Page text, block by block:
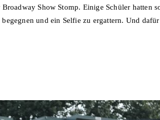
Show Stomp. Einige Schüler hatten
und ein Selfie zu ergattern. Und